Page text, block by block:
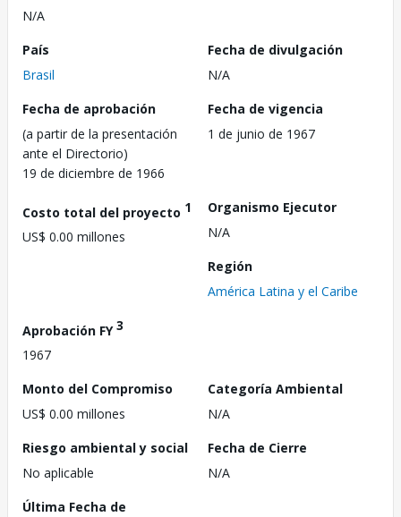
N/A
País
Brasil
Fecha de divulgación
N/A
Fecha de aprobación
(a partir de la presentación
ante el Directorio)
19 de diciembre de 1966
Fecha de vigencia
1 de junio de 1967
Costo total del proyecto 1
US$ 0.00 millones
Organismo Ejecutor
N/A
Región
América Latina y el Caribe
Aprobación FY3
1967
Monto del Compromiso
US$ 0.00 millones
Categoría Ambiental
N/A
Riesgo ambiental y social
No aplicable
Fecha de Cierre
N/A
Última Fecha de